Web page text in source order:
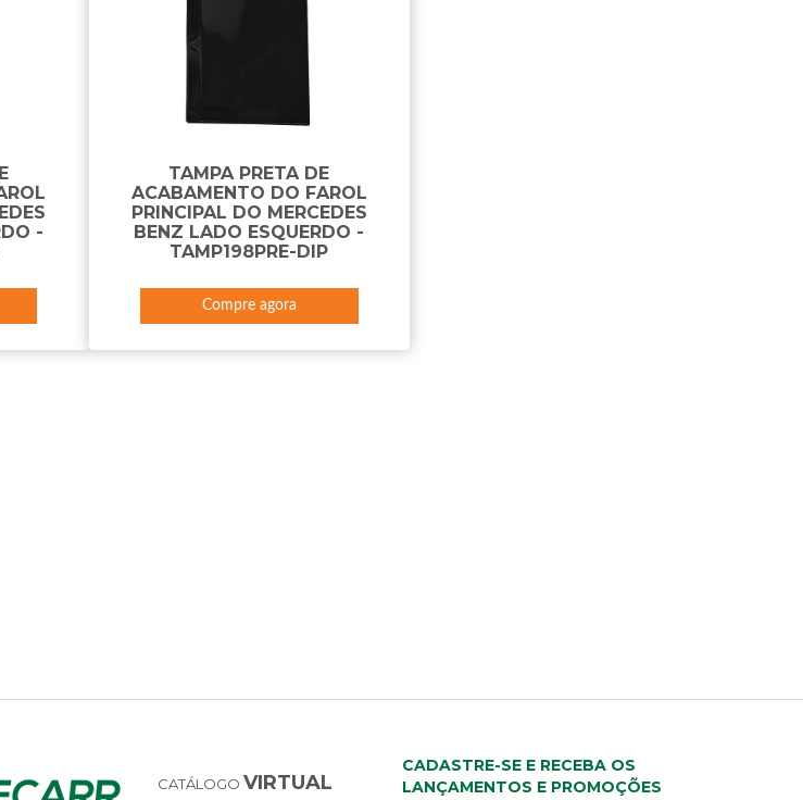
-
TAMPA PRETA DE
ACABAMENTO DO FAROL
PRINCIPAL DO MERCEDES
BENZ LADO ESQUERDO -
TAMP198PRE-DIP
Compre agora
CATÁLOGO VIRTUAL
CADASTRE-SE E RECEBA OS
LANÇAMENTOS E PROMOÇÕES